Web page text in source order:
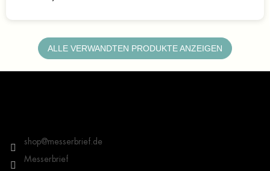
ALLE VERWANDTEN PRODUKTE ANZEIGEN
shop@messerbrief.de
Messerbrief